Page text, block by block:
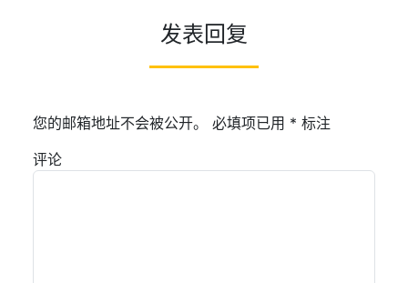
发表回复
您的邮箱地址不会被公开。 必填项已用 * 标注
评论